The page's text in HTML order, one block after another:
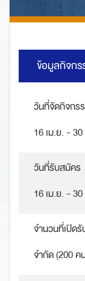
ข้อมูลกิจกร
วันที่จัดกิจกร
16 เม.ย. -
วันที่รับสมัคร
16 เม.ย. -
จำนวนที่เปิด
จำกัด (200 ค